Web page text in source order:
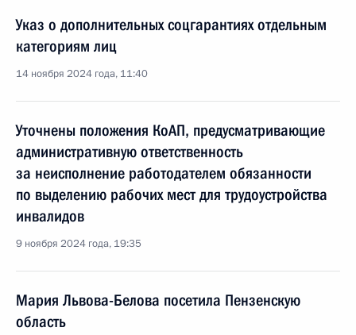
Указ о дополнительных соцгарантиях отдельным
категориям лиц
14 ноября 2024 года, 11:40
Уточнены положения КоАП, предусматривающие
административную ответственность
за неисполнение работодателем обязанности
по выделению рабочих мест для трудоустройства
инвалидов
9 ноября 2024 года, 19:35
Мария Львова-Белова посетила Пензенскую
область